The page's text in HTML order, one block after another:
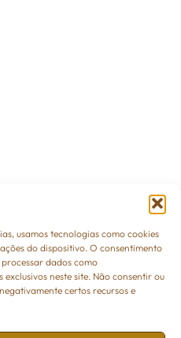
usamos tecnologias como cookies
do dispositivo. O consentimento
dados como
neste site. Não consentir ou
certos recursos e